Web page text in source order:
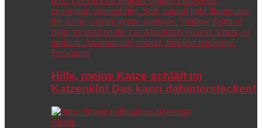
Erziehung
Hilfe, meine Katze schläft im
Katzenklo! Das kann dahinterstecken!
Pferde